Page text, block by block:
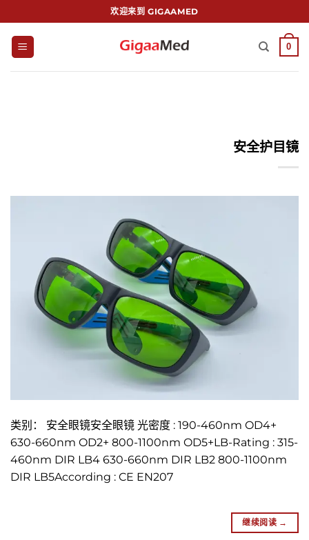
到
欢迎来到 GIGAAMED
0
安全护目镜
类别： 安全眼镜安全眼镜 光密度 : 190-460nm OD4+
630-660nm OD2+ 800-1100nm OD5+LB-Rating : 315-
460nm DIR LB4 630-660nm DIR LB2 800-1100nm
DIR LB5According : CE EN207
继续阅读 →